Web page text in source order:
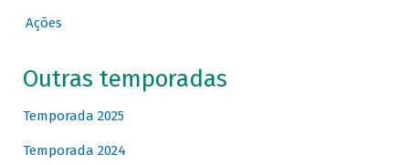
Ações
Outras temporadas
Temporada 2025
Temporada 2024